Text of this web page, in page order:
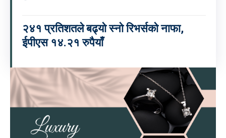
२४१ प्रतिशतले बढ्यो स्नो रिभर्सको नाफा,
ईपीएस १४.२१ रुपैयाँ